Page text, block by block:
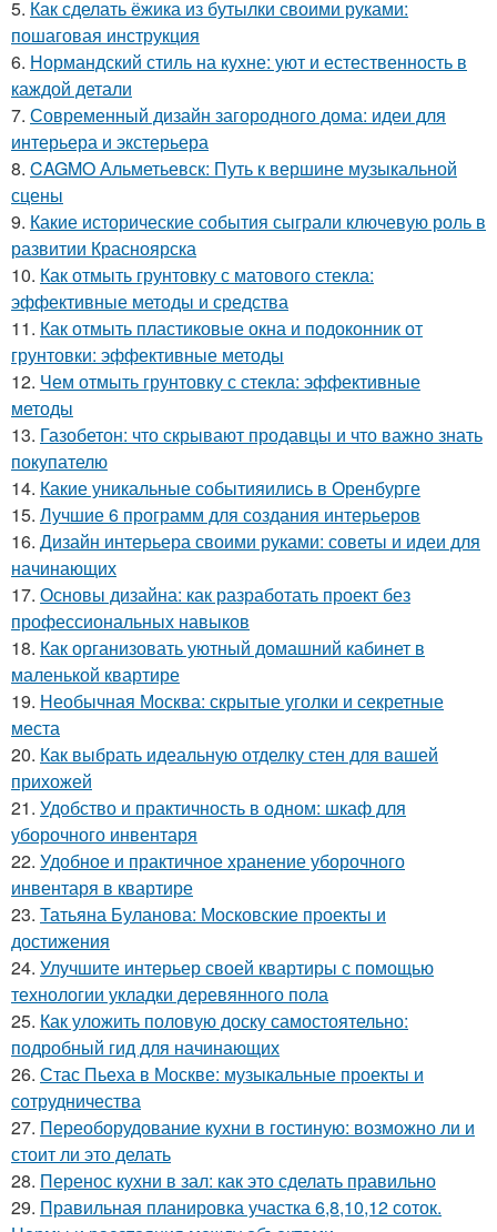
5. Как сделать ёжика из бутылки своими руками:
пошаговая инструкция
6. Нормандский стиль на кухне: уют и естественность в
каждой детали
7. Современный дизайн загородного дома: идеи для
интерьера и экстерьера
8. CAGMO Альметьевск: Путь к вершине музыкальной
сцены
9. Какие исторические события сыграли ключевую роль в
развитии Красноярска
10. Как отмыть грунтовку с матового стекла:
эффективные методы и средства
11. Как отмыть пластиковые окна и подоконник от
грунтовки: эффективные методы
12. Чем отмыть грунтовку с стекла: эффективные
методы
13. Газобетон: что скрывают продавцы и что важно знать
покупателю
14. Какие уникальные событияились в Оренбурге
15. Лучшие 6 программ для создания интерьеров
16. Дизайн интерьера своими руками: советы и идеи для
начинающих
17. Основы дизайна: как разработать проект без
профессиональных навыков
18. Как организовать уютный домашний кабинет в
маленькой квартире
19. Необычная Москва: скрытые уголки и секретные
места
20. Как выбрать идеальную отделку стен для вашей
прихожей
21. Удобство и практичность в одном: шкаф для
уборочного инвентаря
22. Удобное и практичное хранение уборочного
инвентаря в квартире
23. Татьяна Буланова: Московские проекты и
достижения
24. Улучшите интерьер своей квартиры с помощью
технологии укладки деревянного пола
25. Как уложить половую доску самостоятельно:
подробный гид для начинающих
26. Стас Пьеха в Москве: музыкальные проекты и
сотрудничества
27. Переоборудование кухни в гостиную: возможно ли и
стоит ли это делать
28. Перенос кухни в зал: как это сделать правильно
29. Правильная планировка участка 6,8,10,12 соток.